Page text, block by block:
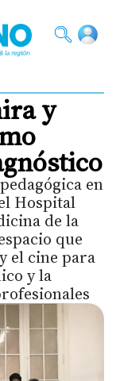
y
en
Hospital
de la
que
el cine para
y la